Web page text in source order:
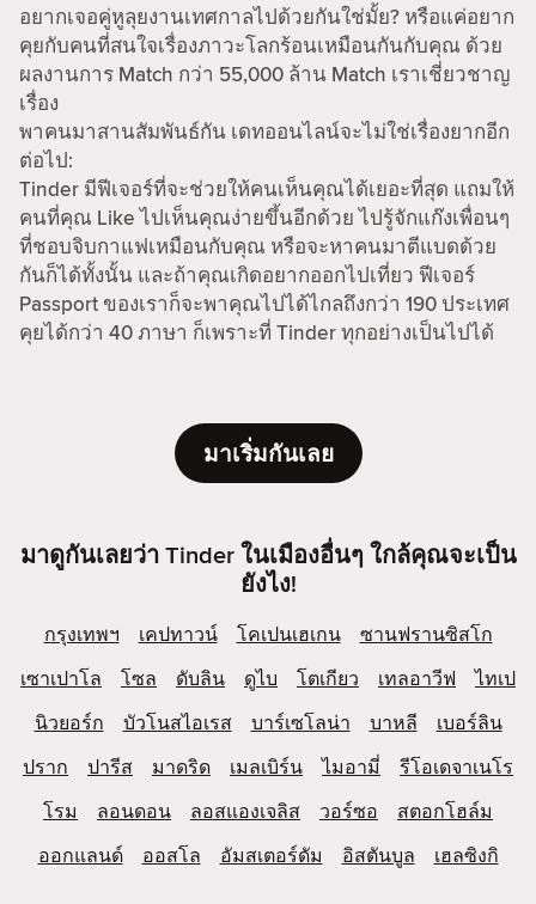
อยากเจอคู่หูลุยงานเทศกาลไปด้วยกันใช่มั้ย? หรือแค่อยาก
คุยกับคนที่สนใจเรื่องภาวะโลกร้อนเหมือนกันกับคุณ ด้วย
ผลงานการ Match กว่า 55,000 ล้าน Match เราเชี่ยวชาญ
เรื่อง
พาคนมาสานสัมพันธ์กัน เดทออนไลน์จะไม่ใช่เรื่องยากอีก
ต่อไป:
Tinder มีฟีเจอร์ที่จะช่วยให้คนเห็นคุณได้เยอะที่สุด แถมให้
คนที่คุณ Like ไปเห็นคุณง่ายขึ้นอีกด้วย ไปรู้จักแก๊งเพื่อนๆ
ที่ชอบจิบกาแฟเหมือนกับคุณ หรือจะหาคนมาตีแบดด้วย
กันก็ได้ทั้งนั้น และถ้าคุณเกิดอยากออกไปเที่ยว ฟีเจอร์
Passport ของเราก็จะพาคุณไปได้ไกลถึงกว่า 190 ประเทศ
คุยได้กว่า 40 ภาษา ก็เพราะที่ Tinder ทุกอย่างเป็นไปได้
มาเริ่มกันเลย
มาดูกันเลยว่า Tinder ในเมืองอื่นๆ ใกล้คุณจะเป็น
ยังไง!
กรุงเทพฯ เคปทาวน์ โคเปนเฮเกน
ซานฟรานซิสโก
เซาเปาโล
โซล ดับลิน ดูไบ โตเกียว เทลอาวีฟ
ไทเป
นิวยอร์ก
บัวโนสไอเรส บาร์เซโลน่า บาหลี
เบอร์ลิน
ปราก
ปารีส มาดริด เมลเบิร์น ไมอามี่
รีโอเดจาเนโร
โรม
ลอนดอน ลอสแองเจลิส วอร์ซอ
สตอกโฮล์ม
ออกแลนด์
ออสโล อัมสเตอร์ดัม อิสตันบูล เฮลซิงกิ